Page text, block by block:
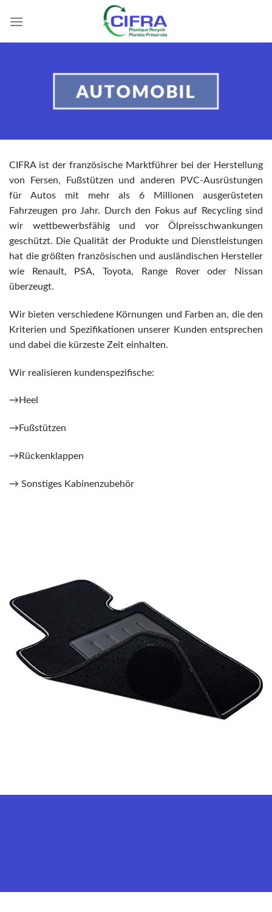
AUTOMOBIL
CIFRA ist der französische Marktführer bei der Herstellung
von Fersen, Fußstützen und anderen PVC-Ausrüstungen
für Autos mit mehr als 6 Millionen ausgerüsteten
Fahrzeugen pro Jahr.
Durch den Fokus auf Recycling sind
wir wettbewerbsfähig und vor Ölpreisschwankungen
geschützt. Die Qualität der Produkte und Dienstleistungen
hat die größten französischen und ausländischen Hersteller
wie Renault, PSA, Toyota, Range Rover oder Nissan
überzeugt.
Wir bieten verschiedene Körnungen und Farben an, die den
Kriterien und Spezifikationen unserer Kunden entsprechen
und dabei die kürzeste Zeit einhalten.
Wir realisieren kundenspezifische:
→ Heel
→ Fußstützen
→ Rückenklappen
→ Sonstiges Kabinenzubehör